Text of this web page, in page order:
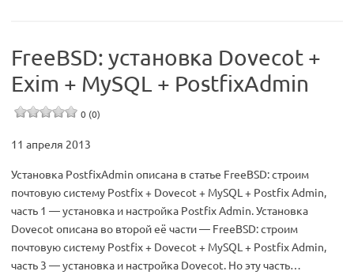
FreeBSD: установка Dovecot +
Exim + MySQL + PostfixAdmin
0 (0)
11 апреля 2013
Установка PostfixAdmin описана в статье FreeBSD: строим
почтовую систему Postfix + Dovecot + MySQL + Postfix Admin,
часть 1 — установка и настройка Postfix Admin. Установка
Dovecot описана во второй её части — FreeBSD: строим
почтовую систему Postfix + Dovecot + MySQL + Postfix Admin,
часть 3 — установка и настройка Dovecot. Но эту часть…